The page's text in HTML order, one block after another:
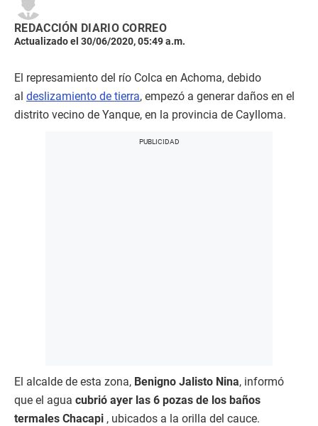
REDACCIÓN DIARIO CORREO
Actualizado el 30/06/2020, 05:49 a.m.
El represamiento del río Colca en Achoma, debido
al deslizamiento de tierra, empezó a generar daños en el
distrito vecino de Yanque, en la provincia de Caylloma.
El alcalde de esta zona, Benigno Jalisto Nina, informó
que el agua cubrió ayer las 6 pozas de los baños
termales Chacapi , ubicados a la orilla del cauce.